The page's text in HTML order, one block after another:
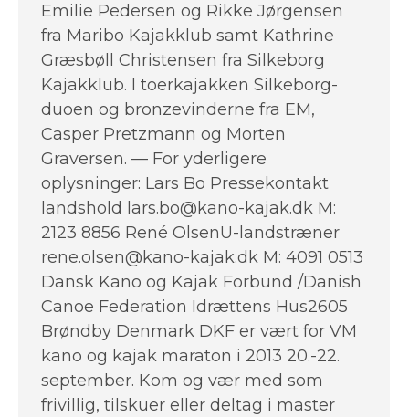
Emilie Pedersen og Rikke Jørgensen
fra Maribo Kajakklub samt Kathrine
Græsbøll Christensen fra Silkeborg
Kajakklub. I toerkajakken Silkeborg-
duoen og bronzevinderne fra EM,
Casper Pretzmann og Morten
Graversen. — For yderligere
oplysninger: Lars Bo Pressekontakt
landshold lars.bo@kano-kajak.dk M:
2123 8856 René OlsenU-landstræner
rene.olsen@kano-kajak.dk M: 4091 0513
Dansk Kano og Kajak Forbund /Danish
Canoe Federation Idrættens Hus2605
Brøndby Denmark DKF er vært for VM
kano og kajak maraton i 2013 20.-22.
september. Kom og vær med som
frivillig, tilskuer eller deltag i master